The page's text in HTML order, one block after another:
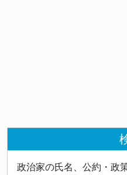
政治家の氏名、公約・政